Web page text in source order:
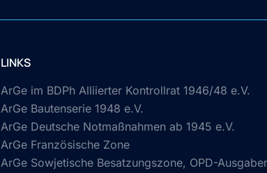
LINKS
ArGe im BDPh Alliierter Kontrollrat 1946/48 e.V.
ArGe Bautenserie 1948 e.V.
ArGe Deutsche Notmaßnahmen ab 1945 e.V.
ArGe Französische Zone
ArGe Sowjetische Besatzungszone, OPD-